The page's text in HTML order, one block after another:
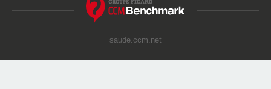
saude.ccm.net